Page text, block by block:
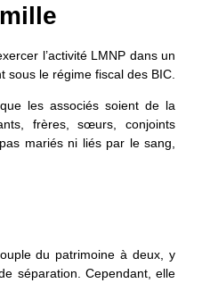
l’activité LMNP dans un
sous le régime fiscal des BIC.
les associés soient de la
frères, sœurs, conjoints
mariés ni liés par le sang,
du patrimoine à deux, y
séparation. Cependant, elle